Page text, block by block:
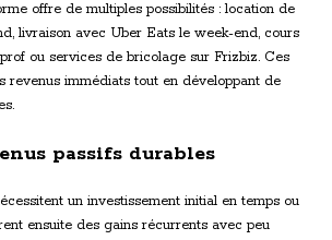
offre de multiples possibilités : location de
livraison avec Uber Eats le week-end, cours
ou services de bricolage sur Frizbiz. Ces
revenus immédiats tout en développant de
passifs durables
un investissement initial en temps ou
ensuite des gains récurrents avec peu